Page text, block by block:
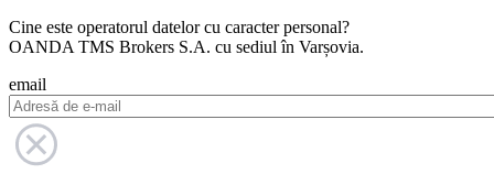
Cine este operatorul datelor cu caracter personal?
OANDA TMS Brokers S.A. cu sediul în Varșovia.
email